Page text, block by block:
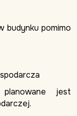
budynku pomimo
jest